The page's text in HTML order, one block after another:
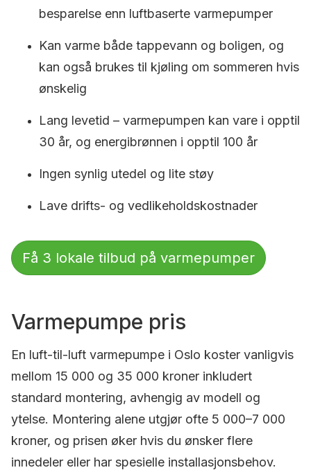
besparelse enn luftbaserte varmepumper
Kan varme både tappevann og boligen, og
kan også brukes til kjøling om sommeren hvis
ønskelig
Lang levetid – varmepumpen kan vare i opptil
30 år, og energibrønnen i opptil 100 år
Ingen synlig utedel og lite støy
Lave drifts- og vedlikeholdskostnader
Få 3 lokale tilbud på varmepumper
Varmepumpe pris
En luft-til-luft varmepumpe i Oslo koster vanligvis
mellom 15 000 og 35 000 kroner inkludert
standard montering, avhengig av modell og
ytelse. Montering alene utgjør ofte 5 000–7 000
kroner, og prisen øker hvis du ønsker flere
innedeler eller har spesielle installasjonsbehov.